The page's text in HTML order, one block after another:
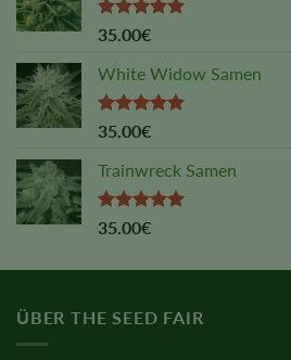
Rated5.00
35.00€
White Widow Samen
Rated5.00
35.00€
Trainwreck Samen
Rated5.00
35.00€
ÜBER THE SEED FAIR